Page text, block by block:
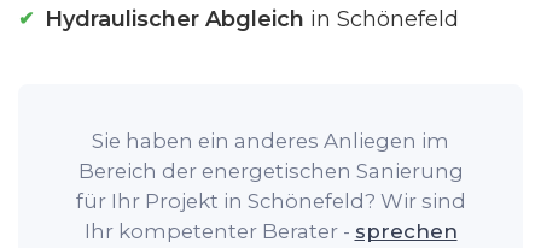
Hydraulischer Abgleich in Schönefeld
Sie haben ein anderes Anliegen im
Bereich der energetischen Sanierung
für Ihr Projekt in Schönefeld? Wir sind
Ihr kompetenter Berater - sprechen